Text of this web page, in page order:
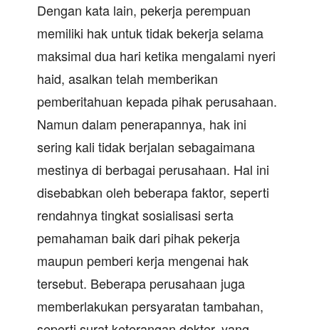
Dengan kata lain, pekerja perempuan
memiliki hak untuk tidak bekerja selama
maksimal dua hari ketika mengalami nyeri
haid, asalkan telah memberikan
pemberitahuan kepada pihak perusahaan.
Namun dalam penerapannya, hak ini
sering kali tidak berjalan sebagaimana
mestinya di berbagai perusahaan. Hal ini
disebabkan oleh beberapa faktor, seperti
rendahnya tingkat sosialisasi serta
pemahaman baik dari pihak pekerja
maupun pemberi kerja mengenai hak
tersebut. Beberapa perusahaan juga
memberlakukan persyaratan tambahan,